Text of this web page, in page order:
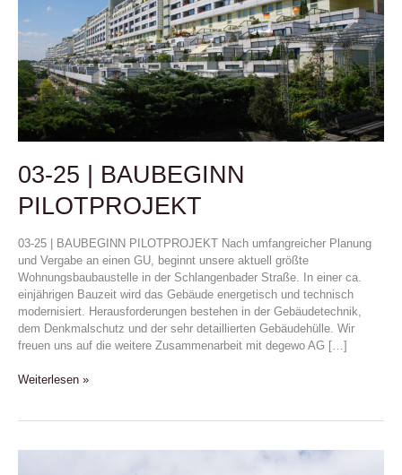
03-25 | BAUBEGINN
PILOTPROJEKT
03-25 | BAUBEGINN PILOTPROJEKT Nach umfangreicher Planung
und Vergabe an einen GU, beginnt unsere aktuell größte
Wohnungsbaubaustelle in der Schlangenbader Straße. In einer ca.
einjährigen Bauzeit wird das Gebäude energetisch und technisch
modernisiert. Herausforderungen bestehen in der Gebäudetechnik,
dem Denkmalschutz und der sehr detaillierten Gebäudehülle. Wir
freuen uns auf die weitere Zusammenarbeit mit degewo AG […]
PILOTPROJEKT
Weiterlesen »